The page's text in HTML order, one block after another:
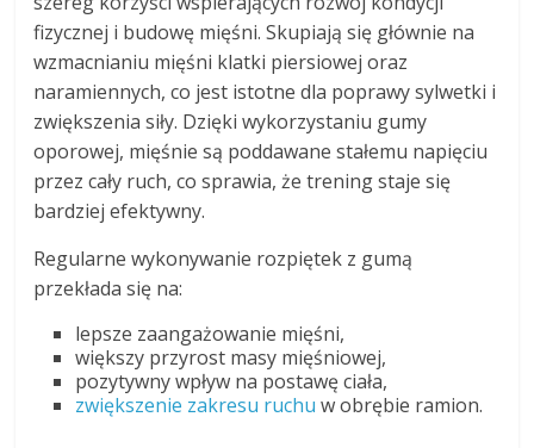
fizycznej i budowę mięśni. Skupiają się głównie na
wzmacnianiu mięśni klatki piersiowej oraz
naramiennych, co jest istotne dla poprawy sylwetki i
zwiększenia siły. Dzięki wykorzystaniu gumy
oporowej, mięśnie są poddawane stałemu napięciu
przez cały ruch, co sprawia, że trening staje się
bardziej efektywny.
Regularne wykonywanie rozpiętek z gumą
przekłada się na:
lepsze zaangażowanie mięśni,
większy przyrost masy mięśniowej,
pozytywny wpływ na postawę ciała,
zwiększenie zakresu ruchu w obrębie ramion.